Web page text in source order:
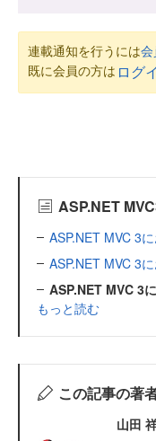
連載通知を行うには
既に会員の方は ログ
ASP.NET
ASP.NET MVC 3
ASP.NET MVC 3
ASP.NET MVC 3
もっと読む
この記事の著
山田